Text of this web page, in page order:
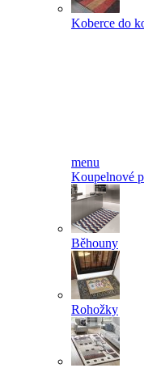
Koberce do
menu
Koupelnové
Běhouny
Rohožky